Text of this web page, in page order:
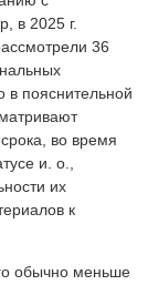
в 2025 г.
36
в пояснительной
во время
и. о.,
их
к
обычно меньше